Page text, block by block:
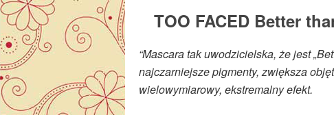
TOO FACED Better
“Mascara tak uwodzicielska, że jest
najczarniejsze pigmenty, zwiększa
wielowymiarowy, ekstremalny efekt.